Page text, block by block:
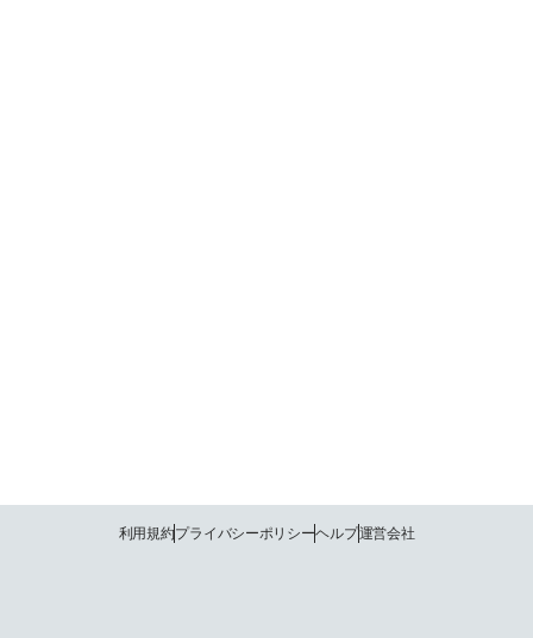
利用規約プライバシーポリシーヘルプ運営会社